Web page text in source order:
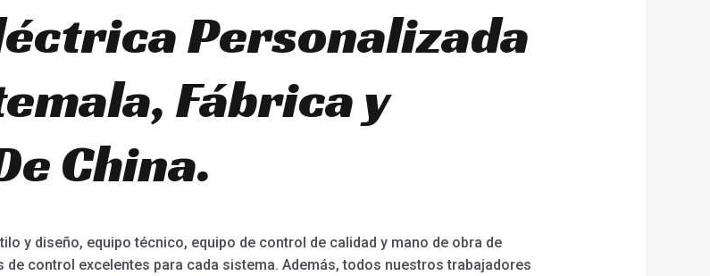
Personalizada
Fábrica y
China.
y diseño, equipo técnico, equipo de control de calidad y mano de obra de
control excelentes para cada sistema. Además, todos nuestros trabajadores